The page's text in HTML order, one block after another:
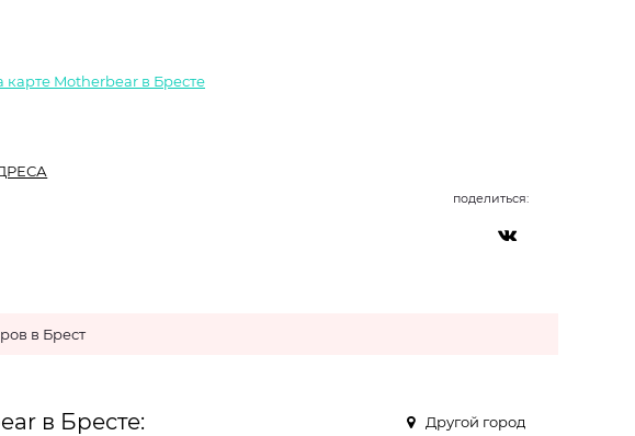
карте Motherbear в Бресте
поделиться:
в Брест
в Бресте: Другой город